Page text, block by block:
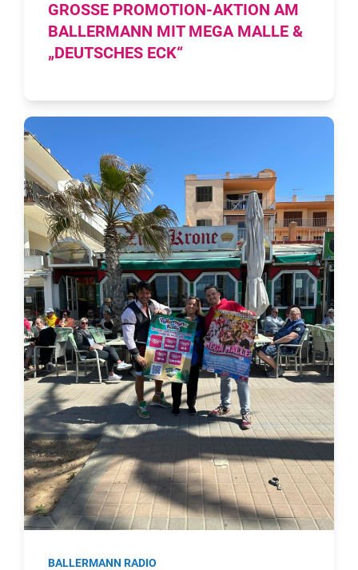
GROSSE PROMOTION-AKTION AM B
ALLERMANN MIT MEGA MALLE & „
DEUTSCHES ECK“
BALLERMANN RADIO